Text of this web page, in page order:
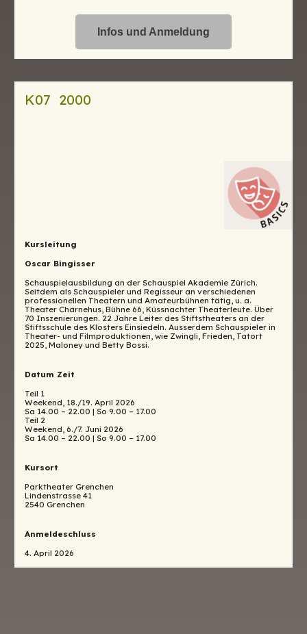
Infos und Anmeldung
K07 2000
Kursleitung
Oscar Bingisser
Schauspielausbildung an der Schauspiel Akademie Zürich.
Seitdem als Schauspieler und Regisseur an verschiedenen
professionellen Theatern und Amateurbühnen tätig, u. a.
Theater Chärnehus, Bühne 66, Küssnachter Theaterleute. Über
70 Inszenierungen. 22 Jahre Leiter des Stiftstheaters an der
Stiftsschule des Klosters Einsiedeln. Ausserdem Schauspieler in
Theater- und Filmproduktionen, wie Zwingli, Frieden, Tatort
2025, Maloney und Betty Bossi.
Datum Zeit
Teil 1
Weekend, 18./19. April 2026
Sa 14.00 – 22.00 | So 9.00 – 17.00
Teil 2
Weekend, 6./7. Juni 2026
Sa 14.00 – 22.00 | So 9.00 – 17.00
Kursort
Parktheater Grenchen
Lindenstrasse 41
2540 Grenchen
Anmeldeschluss
4. April 2026